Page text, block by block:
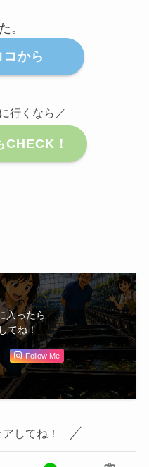
。
から
行くなら／
CHECK！
入ったら
てね！
Follow Me
してね！